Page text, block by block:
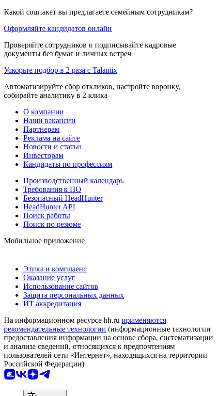
Какой соцпакет вы предлагаете семейным сотрудникам?
Оформляйте кандидатов онлайн
Проверяйте сотрудников и подписывайте кадровые
документы без бумаг и личных встреч
Ускорьте подбор в 2 раза с Talantix
Автоматизируйте сбор откликов, настройте воронку,
собирайте аналитику в 2 клика
О компании
Наши вакансии
Партнерам
Реклама на сайте
Новости и статьи
Инвесторам
Кандидаты по профессиям
Производственный календарь
Требования к ПО
Безопасный HeadHunter
HeadHunter API
Поиск работы
Поиск по резюме
Мобильное приложение
Этика и комплаенс
Оказание услуг
Использование сайтов
Защита персональных данных
ИТ аккредитация
На информационном ресурсе hh.ru применяются
рекомендательные технологии (информационные технологии
предоставления информации на основе сбора, систематизации
и анализа сведений, относящихся к предпочтениям
пользователей сети «Интернет», находящихся на территории
Российской Федерации)